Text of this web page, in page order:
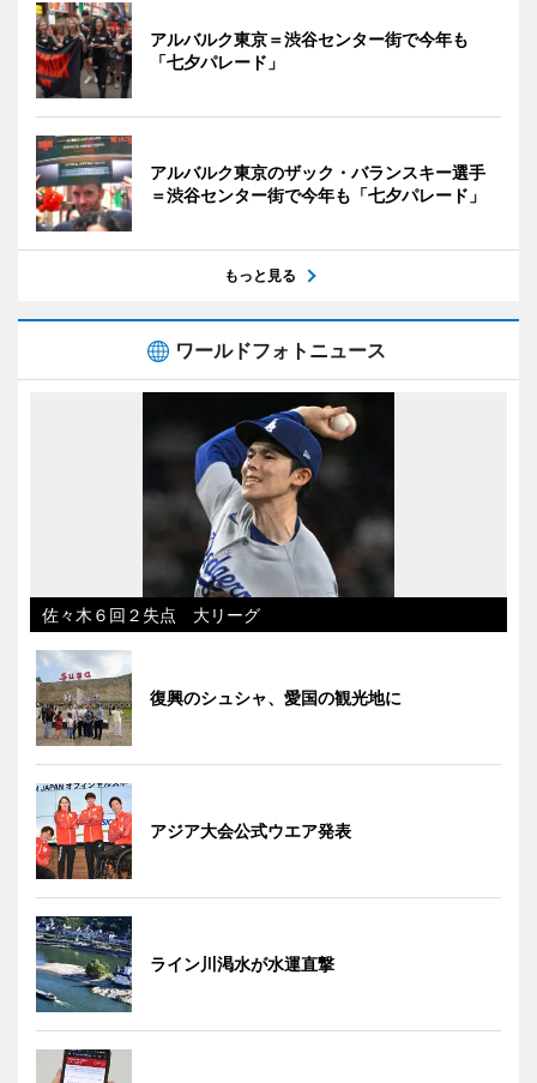
アルバルク東京＝渋谷センター街で今年も
「七夕パレード」
アルバルク東京のザック・バランスキー選手
＝渋谷センター街で今年も「七夕パレード」
もっと見る
ワールドフォトニュース
佐々木６回２失点 大リーグ
復興のシュシャ、愛国の観光地に
アジア大会公式ウエア発表
ライン川渇水が水運直撃